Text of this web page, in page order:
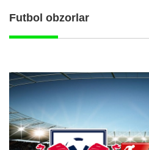
Futbol obzorlar